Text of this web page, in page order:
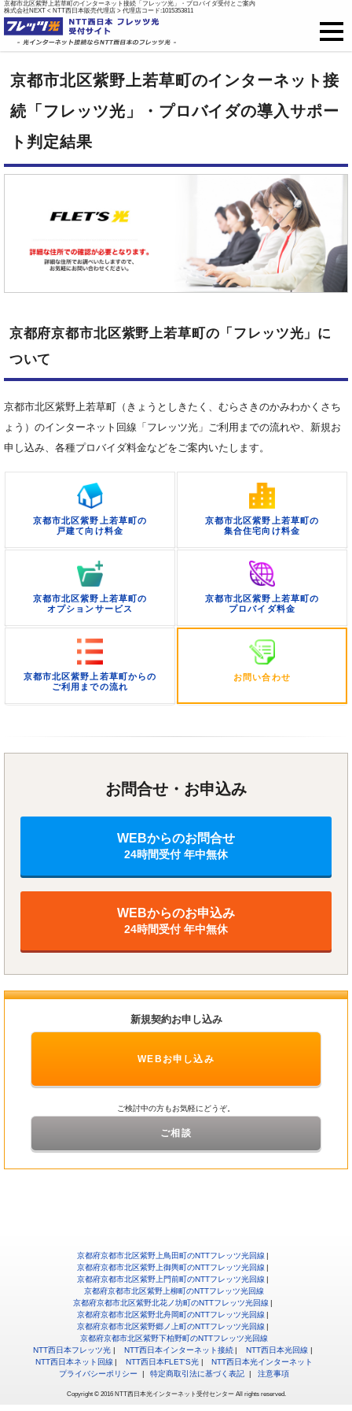
京都市北区紫野上若草町のインターネット接続「フレッツ光」・プロバイダ受付とご案内
株式会社NEXT < NTT西日本販売代理店 > 代理店コード:1015353811
フレッツ光
戸建て向け料金
オプション
京都市北区紫野上若草町のインターネット接
続「フレッツ光」・プロバイダの導入サポー
ト判定結果
京都府京都市北区紫野上若草町の「フレッツ光」に
ついて
京都市北区紫野上若草町（きょうとしきたく、むらさきのかみわかくさち
ょう）のインターネット回線「フレッツ光」ご利用までの流れや、新規お
申し込み、各種プロバイダ料金などをご案内いたします。
京都市北区紫野上若草町の
戸建て向け料金
京都市北区紫野上若草町の
集合住宅向け料金
京都市北区紫野上若草町の
オプションサービス
京都市北区紫野上若草町の
プロバイダ料金
京都市北区紫野上若草町からの
ご利用までの流れ
お問い合わせ
お問合せ・お申込み
WEBからのお問合せ
24時間受付 年中無休
WEBからのお申込み
24時間受付 年中無休
新規契約お申し込み
WEBお申し込み
ご検討中の方もお気軽にどうぞ。
ご相談
京都府京都市北区紫野上鳥田町のNTTフレッツ光回線
京都府京都市北区紫野上御輿町のNTTフレッツ光回線
京都府京都市北区紫野上門前町のNTTフレッツ光回線
京都府京都市北区紫野上柳町のNTTフレッツ光回線
京都府京都市北区紫野北花ノ坊町のNTTフレッツ光回線
京都府京都市北区紫野北舟岡町のNTTフレッツ光回線
京都府京都市北区紫野郷ノ上町のNTTフレッツ光回線
京都府京都市北区紫野下柏野町のNTTフレッツ光回線
NTT西日本フレッツ光
NTT西日本インターネット接続
NTT西日本光回線
NTT西日本ネット回線
NTT西日本FLET'S光
NTT西日本光インターネット
プライバシーポリシー
特定商取引法に基づく表記 注意事項
Copyright © 2016 NTT西日本光インターネット受付センター All rights reserved.